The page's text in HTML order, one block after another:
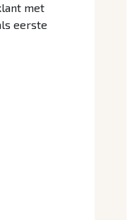
met
eerste